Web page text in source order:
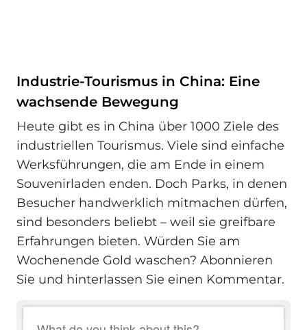
Industrie-Tourismus in China: Eine
wachsende Bewegung
Heute gibt es in China über 1000 Ziele des
industriellen Tourismus. Viele sind einfache
Werksführungen, die am Ende in einem
Souvenirladen enden. Doch Parks, in denen
Besucher handwerklich mitmachen dürfen,
sind besonders beliebt – weil sie greifbare
Erfahrungen bieten. Würden Sie am
Wochenende Gold waschen? Abonnieren
Sie und hinterlassen Sie einen Kommentar.